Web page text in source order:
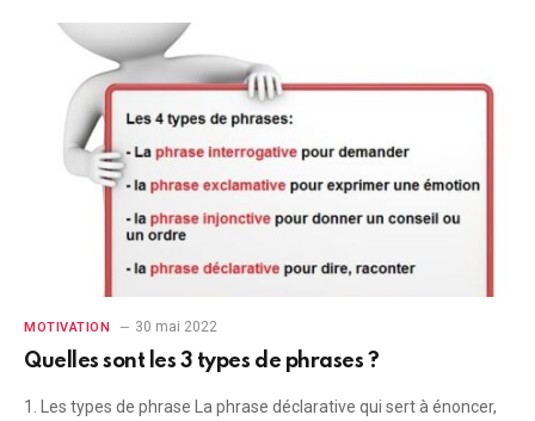
MOTIVATION 30 mai 2022
Quelles sont les 3 types de phrases ?
1. Les types de phrase La phrase déclarative qui sert à énoncer,